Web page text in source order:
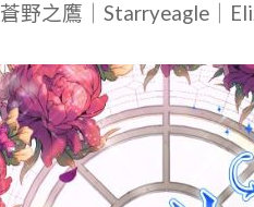
蒼野之鷹｜Starryeagle｜